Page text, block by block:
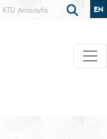
KTÜ Anasayfa EN